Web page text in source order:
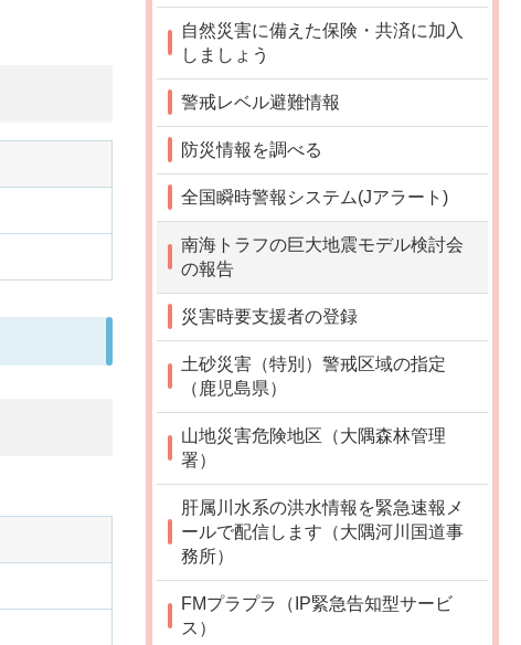
自然災害に備えた保険・共済に加入
しましょう
警戒レベル避難情報
防災情報を調べる
全国瞬時警報システム(Jアラート)
南海トラフの巨大地震モデル検討会
の報告
災害時要支援者の登録
土砂災害（特別）警戒区域の指定
（鹿児島県）
山地災害危険地区（大隅森林管理
署）
肝属川水系の洪水情報を緊急速報メ
ールで配信します（大隅河川国道事
務所）
FMプラプラ（IP緊急告知型サービ
ス）